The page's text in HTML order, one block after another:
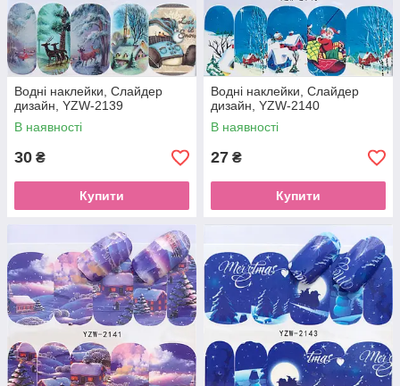
Водні наклейки, Слайдер
дизайн, YZW-2139
В наявності
30 ₴
Купити
Водні наклейки, Слайдер
дизайн, YZW-2140
В наявності
27 ₴
Купити